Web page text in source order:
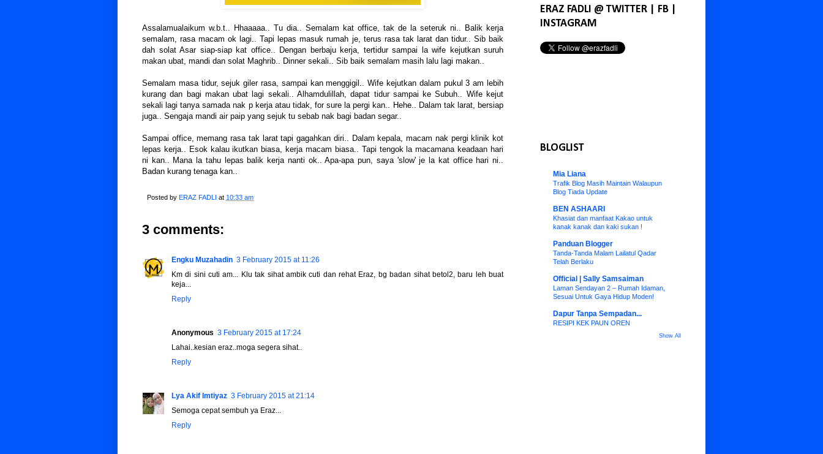
Assalamualaikum w.b.t.. Hhaaaaa.. Tu dia.. Semalam kat office, tak de la seteruk ni.. Balik kerja
semalam, rasa macam ok lagi.. Tapi lepas masuk rumah je, terus rasa tak larat dan tidur.. Sib baik
dah solat Asar siap-siap kat office.. Dengan berbaju kerja, tertidur sampai la wife kejutkan suruh
makan ubat, mandi dan solat Maghrib.. Dinner sekali.. Sib baik semalam masih lalu lagi makan..
Semalam masa tidur, sejuk giler rasa, sampai kan menggigil.. Wife kejutkan dalam pukul 3 am lebih
kurang dan bagi makan ubat lagi sekali.. Alhamdulillah, dapat tidur sampai ke Subuh.. Wife kejut
sekali lagi tanya samada nak p kerja atau tidak, for sure la pergi kan.. Hehe.. Dalam tak larat, bersiap
juga.. Sengaja mandi air paip yang sejuk tu sebab nak bagi badan segar..
Sampai office, memang rasa tak larat tapi gagahkan diri.. Dalam kepala, macam nak pergi klinik kot
lepas kerja.. Esok kalau ikutkan biasa, kerja macam biasa.. Tapi tengok la macamana keadaan hari
ni kan.. Mana la tahu lepas balik kerja nanti ok.. Apa-apa pun, saya 'slow' je la kat office hari ni..
Badan kurang tenaga kan..
Posted by ERAZ FADLI at 10:33 am
3 comments:
Engku Muzahadin 3 February 2015 at 11:26
Km di sini cuti am... Klu tak sihat ambik cuti dan rehat Eraz, bg badan sihat betol2, baru leh buat
keja...
Reply
Anonymous 3 February 2015 at 17:24
Lahai..kesian eraz..moga segera sihat..
Reply
Lya Akif Imtiyaz 3 February 2015 at 21:14
Semoga cepat sembuh ya Eraz...
Reply
ERAZ FADLI @ TWITTER | FB |
INSTAGRAM
BLOGLIST
Mia Liana
Trafik Blog Masih Maintain Walaupun
Blog Tiada Update
BEN ASHAARI
Khasiat dan manfaat Kakao untuk
kanak kanak dan kaki sukan !
Panduan Blogger
Tanda-Tanda Malam Lailatul Qadar
Telah Berlaku
Official | Sally Samsaiman
Laman Sendayan 2 – Rumah Idaman,
Sesuai Untuk Gaya Hidup Moden!
Dapur Tanpa Sempadan...
RESIPI KEK PAUN OREN
Show All